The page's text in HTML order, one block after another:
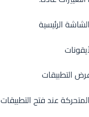
الرئيسية
التطبيقات
عند فتح التطبيقات